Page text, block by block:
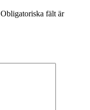
Obligatoriska fält är